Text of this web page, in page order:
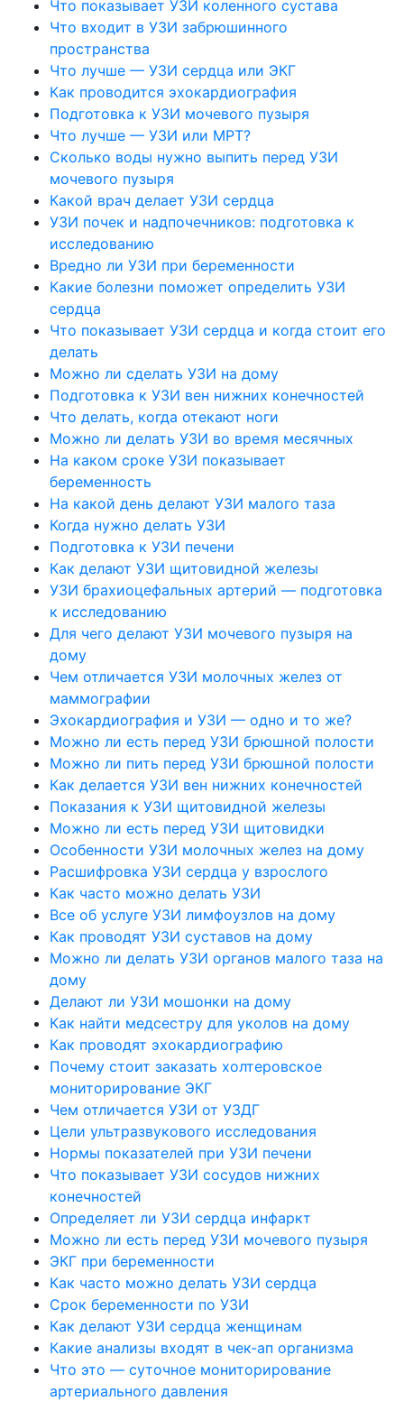
Что показывает УЗИ коленного сустава
Что входит в УЗИ забрюшинного
пространства
Что лучше — УЗИ сердца или ЭКГ
Как проводится эхокардиография
Подготовка к УЗИ мочевого пузыря
Что лучше — УЗИ или МРТ?
Сколько воды нужно выпить перед УЗИ
мочевого пузыря
Какой врач делает УЗИ сердца
УЗИ почек и надпочечников: подготовка к
исследованию
Вредно ли УЗИ при беременности
Какие болезни поможет определить УЗИ
сердца
Что показывает УЗИ сердца и когда стоит его
делать
Можно ли сделать УЗИ на дому
Подготовка к УЗИ вен нижних конечностей
Что делать, когда отекают ноги
Можно ли делать УЗИ во время месячных
На каком сроке УЗИ показывает
беременность
На какой день делают УЗИ малого таза
Когда нужно делать УЗИ
Подготовка к УЗИ печени
Как делают УЗИ щитовидной железы
УЗИ брахиоцефальных артерий — подготовка
к исследованию
Для чего делают УЗИ мочевого пузыря на
дому
Чем отличается УЗИ молочных желез от
маммографии
Эхокардиография и УЗИ — одно и то же?
Можно ли есть перед УЗИ брюшной полости
Можно ли пить перед УЗИ брюшной полости
Как делается УЗИ вен нижних конечностей
Показания к УЗИ щитовидной железы
Можно ли есть перед УЗИ щитовидки
Особенности УЗИ молочных желез на дому
Расшифровка УЗИ сердца у взрослого
Как часто можно делать УЗИ
Все об услуге УЗИ лимфоузлов на дому
Как проводят УЗИ суставов на дому
Можно ли делать УЗИ органов малого таза на
дому
Делают ли УЗИ мошонки на дому
Как найти медсестру для уколов на дому
Как проводят эхокардиографию
Почему стоит заказать холтеровское
мониторирование ЭКГ
Чем отличается УЗИ от УЗДГ
Цели ультразвукового исследования
Нормы показателей при УЗИ печени
Что показывает УЗИ сосудов нижних
конечностей
Определяет ли УЗИ сердца инфаркт
Можно ли есть перед УЗИ мочевого пузыря
ЭКГ при беременности
Как часто можно делать УЗИ сердца
Срок беременности по УЗИ
Как делают УЗИ сердца женщинам
Какие анализы входят в чек-ап организма
Что это — суточное мониторирование
артериального давления